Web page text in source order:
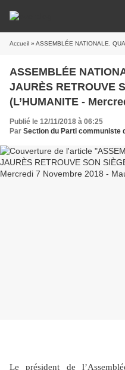
Accueil » ASSEMBLÉE NATIONALE. QUAND JEAN JAURÈS
ASSEMBLÉE
JAURÈS RETROUVE
(L’HUMANITE -
Maud Vergnol)
Publié le 12/11/2018 à 06:25
Par Section du Parti communiste
Le président de